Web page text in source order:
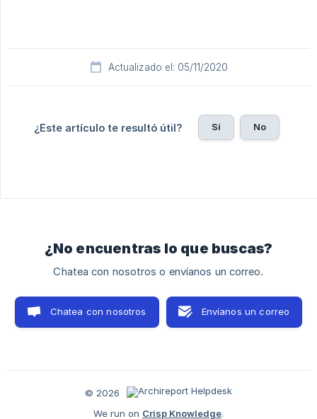
Actualizado el: 05/11/2020
¿Este artículo te resultó útil? Sí No
¿No encuentras lo que buscas?
Chatea con nosotros o envíanos un correo.
Chatea con nosotros Envíanos un correo
© 2026
We run on Crisp Knowledge.